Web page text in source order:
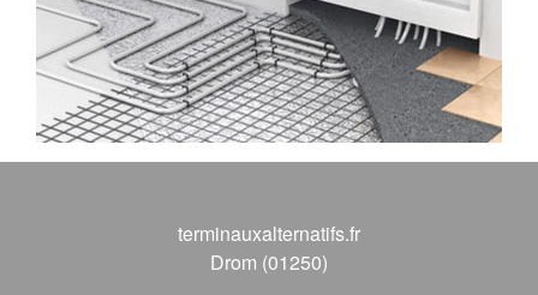
terminauxalternatifs.fr
Drom (01250)